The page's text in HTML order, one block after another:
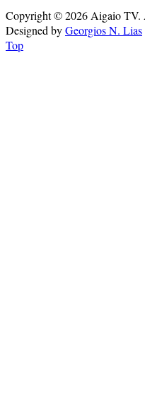
Copyright © 2026 Aigaio TV.
Designed byGeorgios N. Lias
Top